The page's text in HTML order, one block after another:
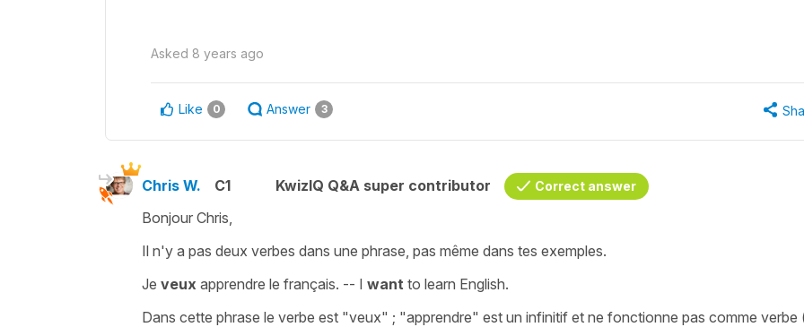
Asked 8 years ago
Like 0 Answer 3
Chris W. C1 KwizIQ Q&A super contributor Correct answer
Bonjour Chris,
Il n'y a pas deux verbes dans une phrase, pas même dans tes exemples.
Je veux apprendre le français. -- I want to learn English.
Dans cette phrase le verbe est "veux" ; "apprendre" est un infinitif et ne fonctionne pas comme verbe